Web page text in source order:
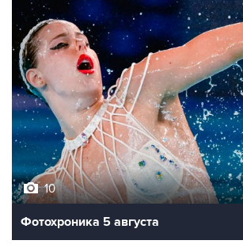
10
Фотохроника 5 августа